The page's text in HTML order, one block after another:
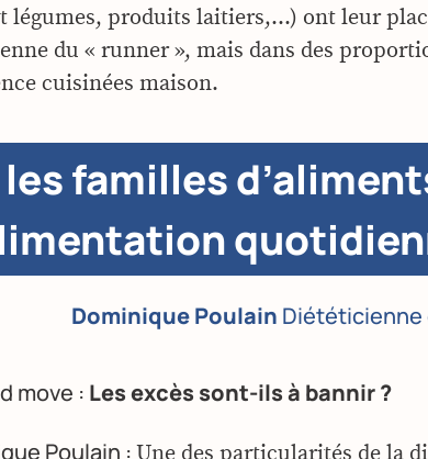
légumes, produits laitiers,…) ont leur
du « runner », mais dans des
cuisinées maison.
familles
Dominique Poulain Diététicienne
move : Les excès sont-ils à bannir ?
Poulain : Une des particularités de la